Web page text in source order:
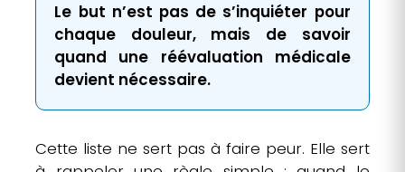
Le but n’est pas de s’inquiéter pour
chaque douleur, mais de savoir
quand une réévaluation médicale
devient nécessaire.
Cette liste ne sert pas à faire peur. Elle sert